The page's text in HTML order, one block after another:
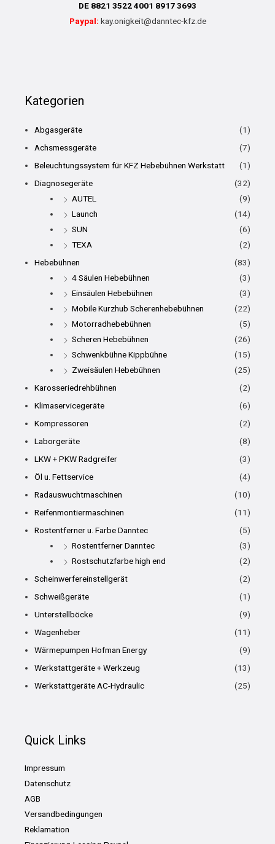
DE 8821 3522 4001 8917 3693
Paypal: kay.onigkeit@danntec-kfz.de
Kategorien
Abgasgeräte
(1)
Achsmessgeräte
(7)
Beleuchtungssystem für KFZ Hebebühnen Werkstatt
(1)
Diagnosegeräte
(32)
AUTEL
(9)
Launch
(14)
SUN
(6)
TEXA
(2)
Hebebühnen
(83)
4 Säulen Hebebühnen
(3)
Einsäulen Hebebühnen
(3)
Mobile Kurzhub Scherenhebebühnen
(22)
Motorradhebebühnen
(5)
Scheren Hebebühnen
(26)
Schwenkbühne Kippbühne
(15)
Zweisäulen Hebebühnen
(25)
Karosseriedrehbühnen
(2)
Klimaservicegeräte
(6)
Kompressoren
(2)
Laborgeräte
(8)
LKW + PKW Radgreifer
(3)
Öl u. Fettservice
(4)
Radauswuchtmaschinen
(10)
Reifenmontiermaschinen
(11)
Rostentferner u. Farbe Danntec
(5)
Rostentferner Danntec
(3)
Rostschutzfarbe high end
(2)
Scheinwerfereinstellgerät
(2)
Schweißgeräte
(1)
Unterstellböcke
(9)
Wagenheber
(11)
Wärmepumpen Hofman Energy
(9)
Werkstattgeräte + Werkzeug
(13)
Werkstattgeräte AC-Hydraulic
(25)
Quick Links
Impressum
Datenschutz
AGB
Versandbedingungen
Reklamation